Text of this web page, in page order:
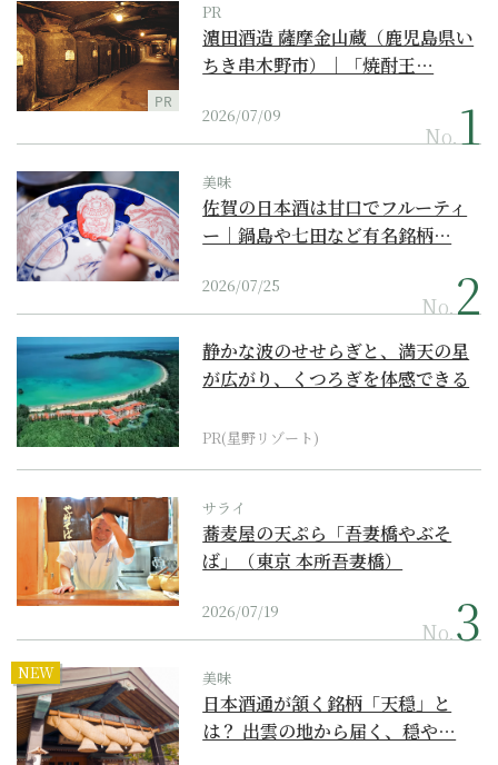
PR
PR
濵田酒造 薩摩金山蔵（鹿児島県い
ちき串木野市）｜「焼酎王…
2026/07/09
No.
美味
佐賀の日本酒は甘口でフルーティ
ー｜鍋島や七田など有名銘柄…
2026/07/25
No.
静かな波のせせらぎと、満天の星
が広がり、くつろぎを体感できる
PR(星野リゾート)
サライ
蕎麦屋の天ぷら「吾妻橋やぶそ
ば」（東京 本所吾妻橋）
2026/07/19
No.
NEW 美味
日本酒通が頷く銘柄「天穏」と
は？ 出雲の地から届く、穏や…